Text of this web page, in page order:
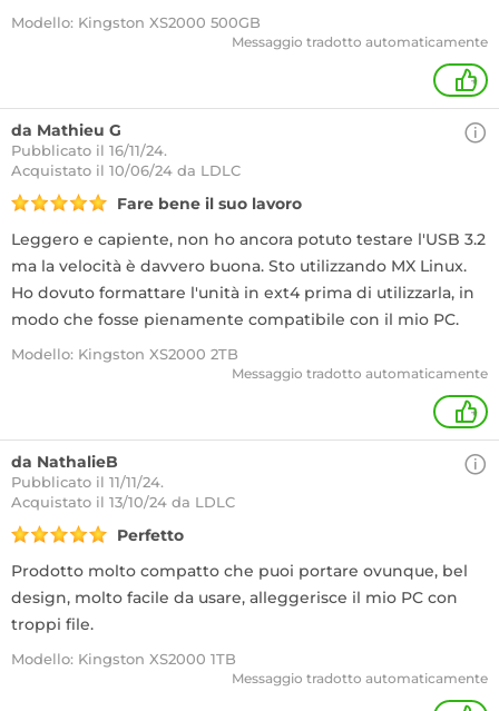
Modello: Kingston XS2000 500GB
Messaggio tradotto automaticamente
+
da Mathieu G
Pubblicato il 16/11/24.
Acquistato il 10/06/24 da LDLC
Fare bene il suo lavoro
Leggero e capiente, non ho ancora potuto testare l'USB 3.2
ma la velocità è davvero buona. Sto utilizzando MX Linux.
Ho dovuto formattare l'unità in ext4 prima di utilizzarla, in
modo che fosse pienamente compatibile con il mio PC.
Modello: Kingston XS2000 2TB
Messaggio tradotto automaticamente
+
da NathalieB
Pubblicato il 11/11/24.
Acquistato il 13/10/24 da LDLC
Perfetto
Prodotto molto compatto che puoi portare ovunque, bel
design, molto facile da usare, alleggerisce il mio PC con
troppi file.
Modello: Kingston XS2000 1TB
Messaggio tradotto automaticamente